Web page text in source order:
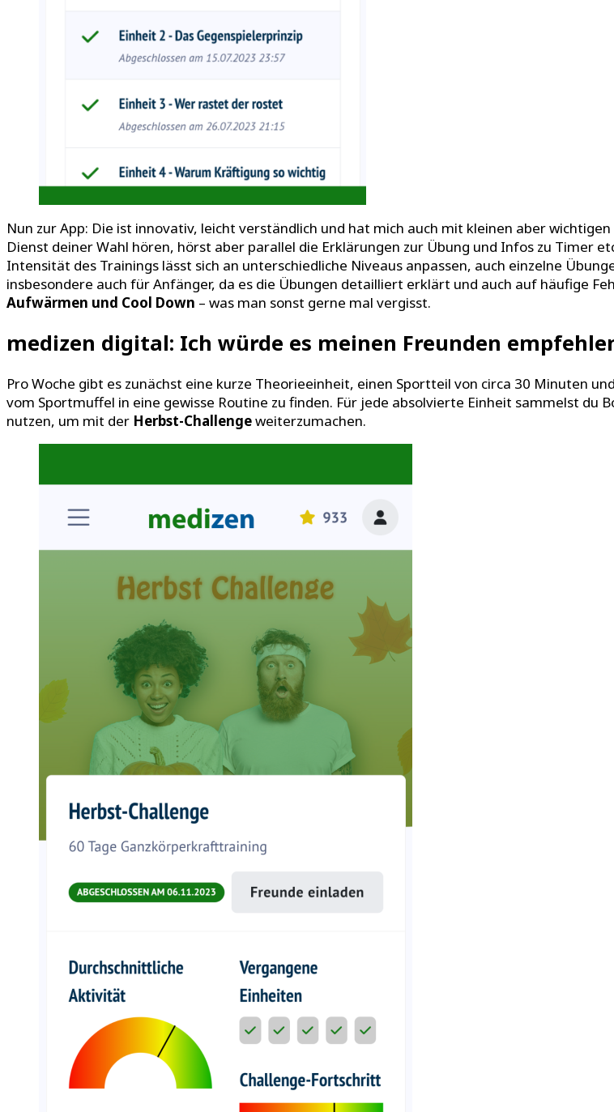
Nun zur App: Die ist innovativ, leicht verständlich und hat mich auch mit kleinen aber
Dienst deiner Wahl hören, hörst aber parallel die Erklärungen zur Übung und Infos zu Timer
Intensität des Trainings lässt sich an unterschiedliche Niveaus anpassen, auch einzelne
insbesondere auch für Anfänger, da es die Übungen detailliert erklärt und auch auf häufige
Aufwärmen und Cool Down – was man sonst gerne mal vergisst.
medizen digital: Ich würde es meinen Freunden
Pro Woche gibt es zunächst eine kurze Theorieeinheit, einen Sportteil von circa 30 Minuten
vom Sportmuffel in eine gewisse Routine zu finden. Für jede absolvierte Einheit sammelst du
nutzen, um mit der Herbst-Challengeweiterzumachen.